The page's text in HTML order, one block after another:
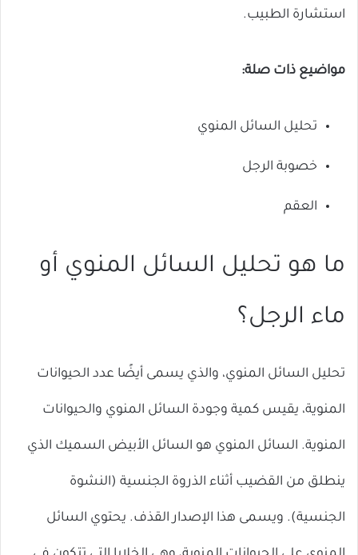
استشارة الطبيب.
مواضيع ذات صلة:
تحليل السائل المنوي
خصوبة الرجل
العقم
ما هو تحليل السائل المنوي أو
ماء الرجل؟
تحليل السائل المنوي، والذي يسمى أيضًا عدد الحيوانات
المنوية، يقيس كمية وجودة السائل المنوي والحيوانات
المنوية. السائل المنوي هو السائل الأبيض السميك الذي
ينطلق من القضيب أثناء الذروة الجنسية (النشوة
الجنسية). ويسمى هذا الإصدار القذف. يحتوي السائل